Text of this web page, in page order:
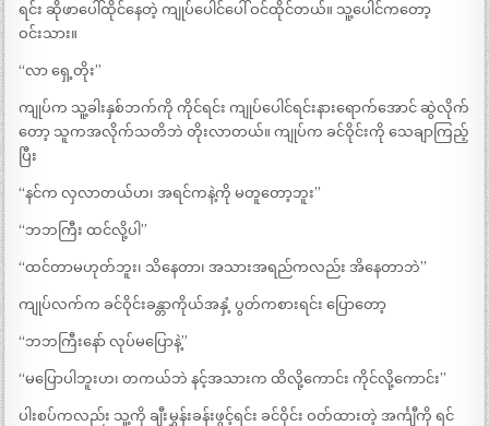
ရင်း ဆိုဖာပေါ်ထိုင်နေတဲ့ ကျုပ်ပေါင်ပေါ် ဝင်ထိုင်တယ်။ သူ့ပေါင်ကတော့
ဝင်းသား။
“လာ ရှေ့တိုး”
ကျုပ်က သူ့ခါးနှစ်ဘက်ကို ကိုင်ရင်း ကျုပ်ပေါင်ရင်းနားရောက်အောင် ဆွဲလိုက်
တော့ သူကအလိုက်သတိဘဲ တိုးလာတယ်။ ကျုပ်က ခင်ဝိုင်းကို သေချာကြည့်
ပြီး
“နင်က လှလာတယ်ဟ၊ အရင်ကနဲ့ကို မတူတော့ဘူး”
“ဘဘကြီး ထင်လို့ပါ”
“ထင်တာမဟုတ်ဘူး၊ သိနေတာ၊ အသားအရည်ကလည်း အိနေတာဘဲ”
ကျုပ်လက်က ခင်ဝိုင်းခန္တာကိုယ်အနှံ့ ပွတ်ကစားရင်း ပြောတော့
“ဘဘကြီးနော် လုပ်မပြောနဲ့”
“မပြောပါဘူးဟ၊ တကယ်ဘဲ နင့်အသားက ထိလို့ကောင်း ကိုင်လို့ကောင်း”
ပါးစပ်ကလည်း သူ့ကို ချီးမွှန်းခန်းဖွင့်ရင်း ခင်ဝိုင်း ဝတ်ထားတဲ့ အင်္ကျီကို ရင်